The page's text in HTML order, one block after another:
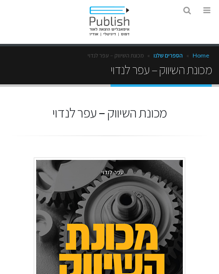
Home
» הספרים שלנו » מכונת השיווק – עפר לנדוי
מכונת השיווק – עפר לנדוי
מכונת השיווק – עפר לנדוי